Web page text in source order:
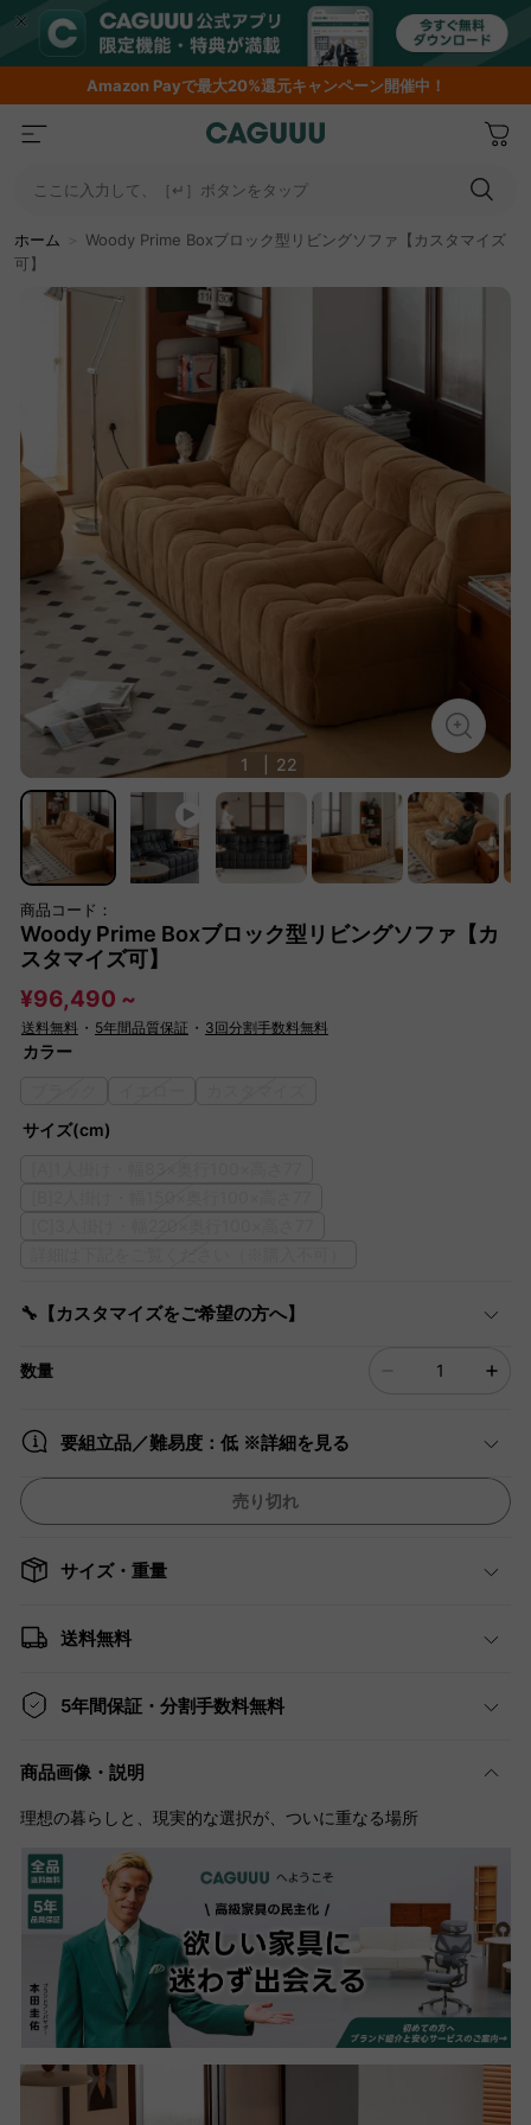
AmazonPayで最大20%還元キャンペーン開催中！
ここに入力して、［↵］ボタンをタップ
ホーム
Woody Prime Boxブロック型リビングソファ【カスタマイズ
可】
1 22
商品コード：
Woody Prime Boxブロック型リビングソファ【カ
スタマイズ可】
¥96,490 ~
送料無料 ・ 5年間品質保証 ・ 3回分割手数料無料
カラー
サイズ(cm)
🔧【カスタマイズをご希望の方へ】
数量
要組立品／難易度：低 ※詳細を見る
売り切れ
サイズ・重量
送料無料
5年間保証・分割手数料無料
商品画像・説明
理想の暮らしと、現実的な選択が、ついに重なる場所